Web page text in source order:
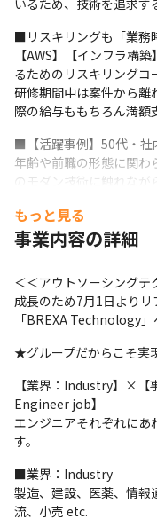
いるため、技術を追求す
■リスキリングも「業務
【AWS】【インフラ構
るためのリスキリングコ
研修期間中は案件から離
際の給与ももちろん満額
■【活躍事例】50代・社
年齢や前職の形態に関わ
のモダン技術に触れなが
事例紹介：
長年ひとつの企業で「社
限定的な環境から一歩
て、自らのネットワーク
環境へのリプレイスプ
います。
もっと見る
事業内容の詳細
＜＜アウトソーシングテ
成長のため7月1日より
「BREXA Technology
★グループだからこそ実
【業界：Industry】×【
Engineer job】
エンジニアそれぞれにあ
す。
■業界：Industry
製造、建設、医薬、情報
流、小売 etc.